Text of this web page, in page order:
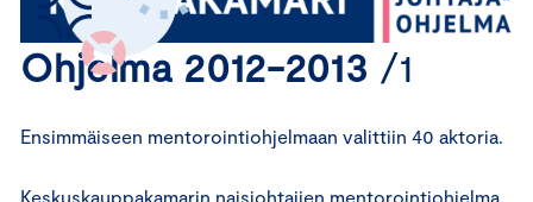
Ohjelma 2012-2013 /1
Ensimmäiseen mentorointiohjelmaan valittiin 40 aktoria.
Keskuskauppakamarin naisjohtajien mentorointiohjelma